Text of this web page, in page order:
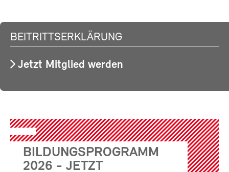
BEITRITTSERKLÄRUNG
Jetzt Mitglied werden
BILDUNGSPROGRAMM
2026 - JETZT